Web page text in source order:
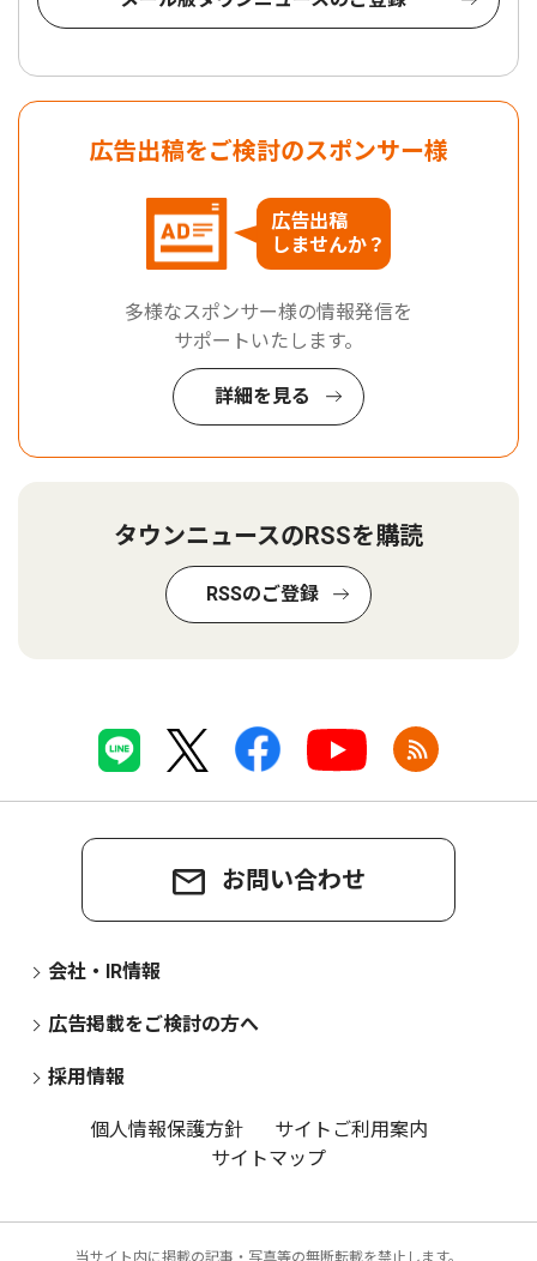
広告出稿をご検討のスポンサー様
広告出稿
しませんか？
多様なスポンサー様の情報発信を
サポートいたします。
詳細を見る
タウンニュースのRSSを購読
RSSのご登録
お問い合わせ
会社・IR情報
広告掲載をご検討の方へ
採用情報
個人情報保護方針
サイトご利用案内
サイトマップ